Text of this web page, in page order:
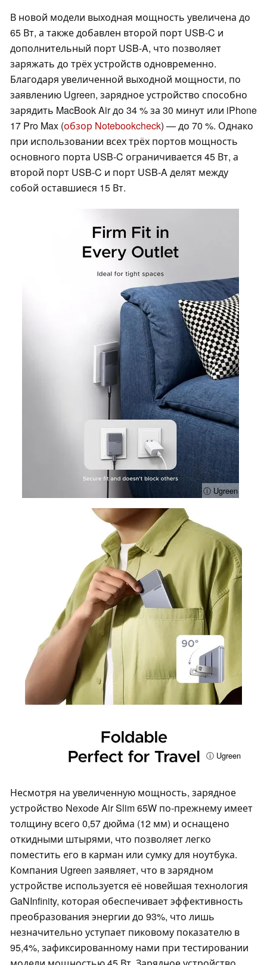
В новой модели выходная мощность увеличена до
65 Вт, а также добавлен второй порт USB-C и
дополнительный порт USB-A, что позволяет
заряжать до трёх устройств одновременно.
Благодаря увеличенной выходной мощности, по
заявлению Ugreen, зарядное устройство способно
зарядить MacBook Air до 34 % за 30 минут или iPhone
17 Pro Max (обзор Notebookcheck) — до 70 %. Однако
при использовании всех трёх портов мощность
основного порта USB-C ограничивается 45 Вт, а
второй порт USB-C и порт USB-A делят между
собой оставшиеся 15 Вт.
ⓘ Ugreen
ⓘ Ugreen
Несмотря на увеличенную мощность, зарядное
устройство Nexode Air Slim 65W по-прежнему имеет
толщину всего 0,57 дюйма (12 мм) и оснащено
откидными штырями, что позволяет легко
поместить его в карман или сумку для ноутбука.
Компания Ugreen заявляет, что в зарядном
устройстве используется её новейшая технология
GaNInfinity, которая обеспечивает эффективность
преобразования энергии до 93%, что лишь
незначительно уступает пиковому показателю в
95,4%, зафиксированному нами при тестировании